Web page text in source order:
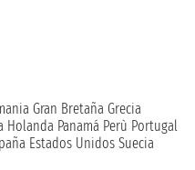
Gran Bretaña Grecia
Holanda Panamá Perù Portugal
Estados Unidos Suecia